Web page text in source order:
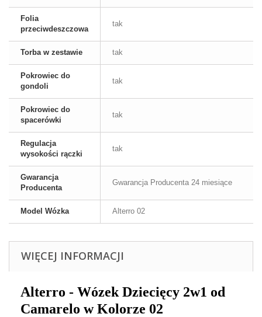
Folia
przeciwdeszczowa
tak
Torba w zestawie tak
Pokrowiec do
gondoli
tak
Pokrowiec do
spacerówki
tak
Regulacja
wysokości rączki
tak
Gwarancja
Producenta
Gwarancja Producenta 24 miesiące
Model Wózka Alterro 02
WIĘCEJ INFORMACJI
Alterro - Wózek Dziecięcy 2w1 od
Camarelo w Kolorze 02